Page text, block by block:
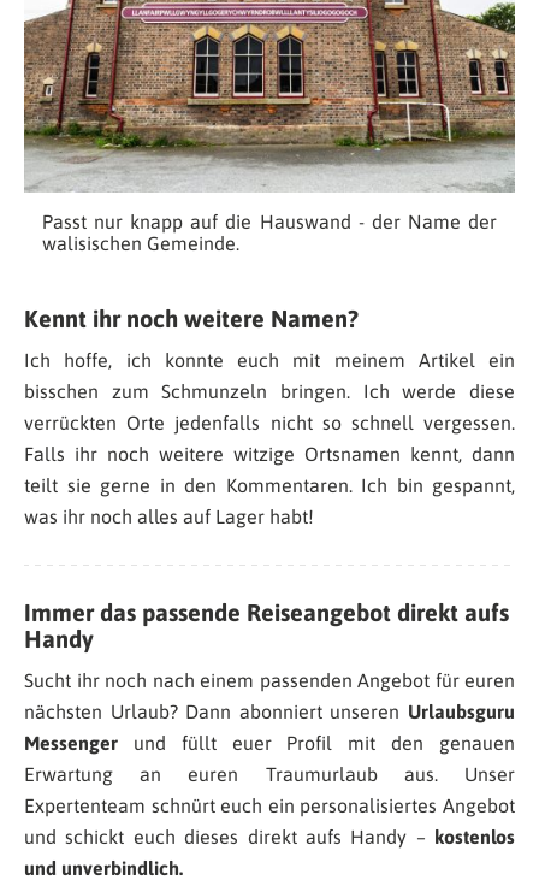
Passt nur knapp auf die Hauswand - der Name der
walisischen Gemeinde.
Kennt ihr noch weitere Namen?
Ich hoffe, ich konnte euch mit meinem Artikel ein
bisschen zum Schmunzeln bringen. Ich werde diese
verrückten Orte jedenfalls nicht so schnell vergessen.
Falls ihr noch weitere witzige Ortsnamen kennt, dann
teilt sie gerne in den Kommentaren. Ich bin gespannt,
was ihr noch alles auf Lager habt!
Immer das passende Reiseangebot direkt aufs
Handy
Sucht ihr noch nach einem passenden Angebot für euren
nächsten Urlaub? Dann abonniert unseren Urlaubsguru
Messenger und füllt euer Profil mit den genauen
Erwartung an euren Traumurlaub aus. Unser
Expertenteam schnürt euch ein personalisiertes Angebot
und schickt euch dieses direkt aufs Handy – kostenlos
und unverbindlich.